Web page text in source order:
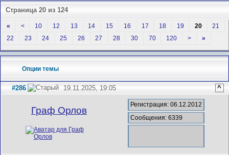
Страница 20 из 124
« < 10 12 13 14 15 16 17 18 19 20
21
22
23 24 25 26 27 28 30 70 120 > »
Опции темы
#286 19.11.2025, 19:05 ^
Граф Орлов
Регистрация: 06.12.2012
Сообщения: 6339